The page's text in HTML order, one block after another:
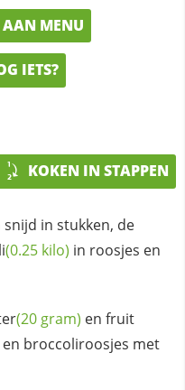
AAN MENU
IETS?
KOKEN IN STAPPEN
in stukken, de
(0.25 kilo) in roosjes en
(20 gram) en fruit
en broccoliroosjes met